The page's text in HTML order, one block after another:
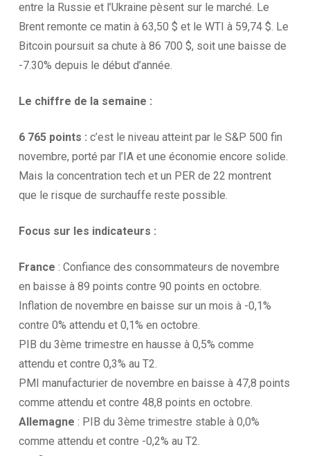
entre la Russie et l’Ukraine pèsent sur le marché. Le
Brent remonte ce matin à 63,50 $ et le WTI à 59,74 $. Le
Bitcoin poursuit sa chute à 86 700 $, soit une baisse de
-7.30% depuis le début d’année.
Le chiffre de la semaine :
6 765 points : c’est le niveau atteint par le S&P 500 fin
novembre, porté par l’IA et une économie encore solide.
Mais la concentration tech et un PER de 22 montrent
que le risque de surchauffe reste possible.
Focus sur les indicateurs :
France : Confiance des consommateurs de novembre
en baisse à 89 points contre 90 points en octobre.
Inflation de novembre en baisse sur un mois à -0,1%
contre 0% attendu et 0,1% en octobre.
PIB du 3ème trimestre en hausse à 0,5% comme
attendu et contre 0,3% au T2.
PMI manufacturier de novembre en baisse à 47,8 points
comme attendu et contre 48,8 points en octobre.
Allemagne : PIB du 3ème trimestre stable à 0,0%
comme attendu et contre -0,2% au T2.